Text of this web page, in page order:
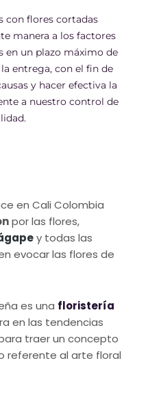
con flores cortadas
manera a los factores
en un plazo máximo de
entrega, con el fin de
y hacer efectiva la
a nuestro control de
en Cali Colombia
por las flores,
y todas las
evocar las flores de
es una floristería
en las tendencias
traer un concepto
referente al arte floral